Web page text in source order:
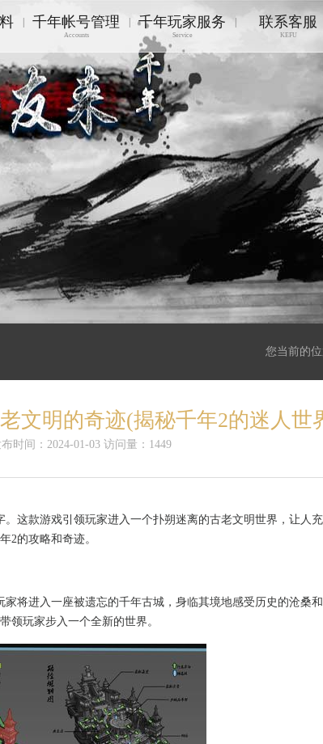
千年帐号管理
Accounts
千年玩家服务
Service
联系客服
KEFU
您当前的位
文明的奇迹(揭秘千年2的迷人世
时间：2024-01-03 访问量：1449
这款游戏引领玩家进入一个扑朔迷离的古老文明世界，让人充
2的攻略和奇迹。
将进入一座被遗忘的千年古城，身临其境地感受历史的沧桑
领玩家步入一个全新的世界。